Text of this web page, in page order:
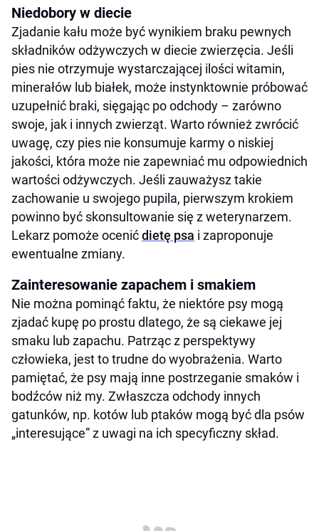
Niedobory w diecie
Zjadanie kału może być wynikiem braku pewnych
składników odżywczych w diecie zwierzęcia. Jeśli
pies nie otrzymuje wystarczającej ilości witamin,
minerałów lub białek, może instynktownie próbować
uzupełnić braki, sięgając po odchody – zarówno
swoje, jak i innych zwierząt. Warto również zwrócić
uwagę, czy pies nie konsumuje karmy o niskiej
jakości, która może nie zapewniać mu odpowiednich
wartości odżywczych. Jeśli zauważysz takie
zachowanie u swojego pupila, pierwszym krokiem
powinno być skonsultowanie się z weterynarzem.
Lekarz pomoże ocenićdietę psa i zaproponuje
ewentualne zmiany.
Zainteresowanie zapachem i smakiem
Nie można pominąć faktu, że niektóre psy mogą
zjadać kupę po prostu dlatego, że są ciekawe jej
smaku lub zapachu. Patrząc z perspektywy
człowieka, jest to trudne do wyobrażenia. Warto
pamiętać, że psy mają inne postrzeganie smaków i
bodźców niż my. Zwłaszcza odchody innych
gatunków, np. kotów lub ptaków mogą być dla psów
„interesujące” z uwagi na ich specyficzny skład.